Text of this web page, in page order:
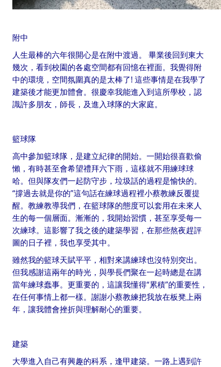
附中
人生最棒的六年很開心是在附中渡過。 畢業後回到東大
幾次，看到校園的各處空間都有回憶在裡面。我覺得附
中的環境，空間氛圍真的是太棒了! 這些事情是在我學了
建築後才能更加體會。很慶幸我能進入到這所學校，認
識許多朋友，師長，及進入球隊的大家庭。
籃球隊
高中參加籃球隊，是建立紀律的開始。一開始很喜歡偷
懶，有時甚至會希望禮拜六下雨，這樣就不用練球球
哈。但與隊友們一起防守步，垃圾話的過程是愉快的。
“撐過去就是你的”這句話在練球過程裡小蔡教練反覆提
醒。教練教導我們，在籃球隊的態度可以套用在未來人
生的每一個層面。漸漸的，我開始習慣，甚至享受每一
次練球。這影響了我之後的建築學習，在那些熬夜趕評
圖的日子裡，我也享受其中。
雖然我的籃球天賦平平，相對來講練球也沒特別突出。
但我感謝這兩年的時光，與學長們聚在一起時總是在講
當年練球蠢事。更重要的，這讓我懂得“累積”的重要性，
在任何事情上都一樣。謝謝小蔡教練把我放在板凳上兩
年，讓我體會挫折與理解耐心的重要。
建築
大學進入自己有興趣的科系，逢甲建築。一路上遇到許